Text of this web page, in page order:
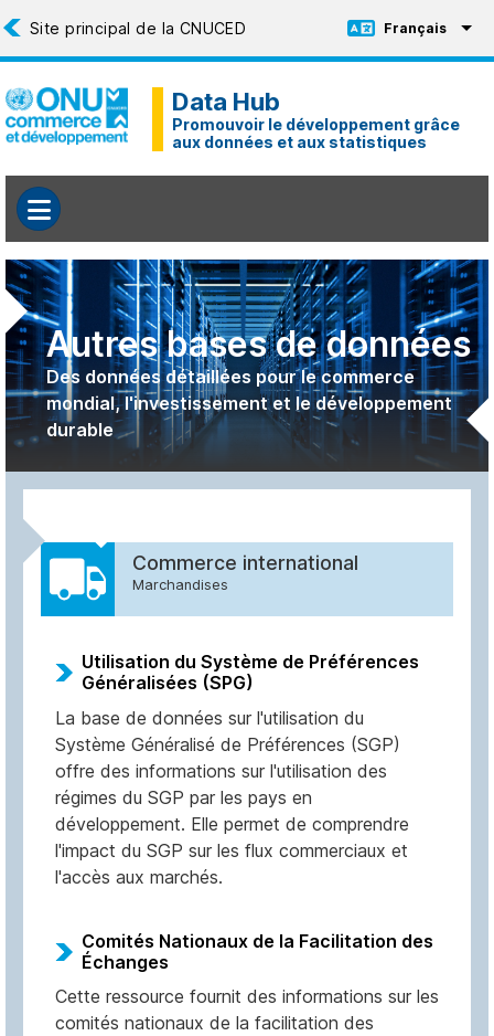
Toggle Languages
Français
Data Hub
Promouvoir le développement grâce
aux données et aux statistiques
Autres bases de données
Des données détaillées pour le commerce
mondial, l'investissement et le développement
durable
Commerce international
Marchandises
Utilisation du Système de Préférences
Généralisées (SPG)
La base de données sur l'utilisation du
Système Généralisé de Préférences (SGP)
offre des informations sur l'utilisation des
régimes du SGP par les pays en
développement. Elle permet de comprendre
l'impact du SGP sur les flux commerciaux et
l'accès aux marchés.
Comités Nationaux de la Facilitation des
Échanges
Cette ressource fournit des informations sur les
comités nationaux de la facilitation des